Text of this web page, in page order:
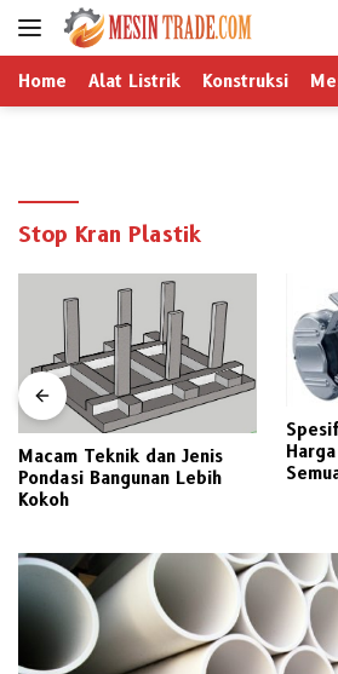
Langsung
Home Alat Listrik Konstruksi
Stop Kran Plastik
Spesifikasi dan Daftar
Harga Mesin Gerinda Duduk
Semua Merk